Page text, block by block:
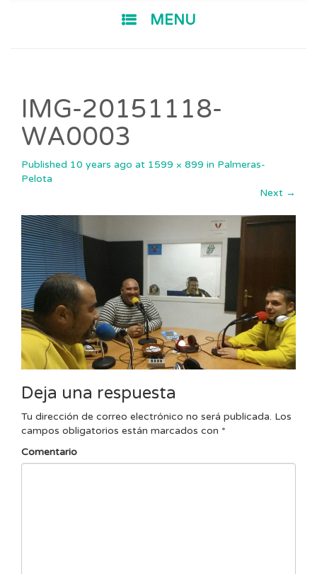
MENU
IMG-20151118-
WA0003
Published 10 years ago at 1599 × 899 in Palmeras-
Pelota
Next →
Deja una respuesta
Tu dirección de correo electrónico no será publicada. Los
campos obligatorios están marcados con *
Comentario